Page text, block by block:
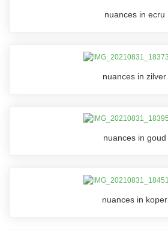
nuances in ecru
nuances in zilver
nuances in goud
nuances in koper